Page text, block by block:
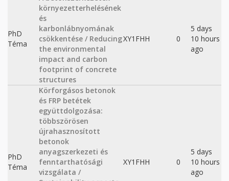
PhD
Téma
környezetterhelésének
és
karbonlábnyomának
csökkentése / Reducing
the environmental
impact and carbon
footprint of concrete
structures
XY1FHH 0
5 days
10 hours
ago
PhD
Téma
Körforgásos betonok
és FRP betétek
együttdolgozása:
többszörösen
újrahasznosított
betonok
anyagszerkezeti és
fenntarthatósági
vizsgálata /
XY1FHH 0
5 days
10 hours
ago